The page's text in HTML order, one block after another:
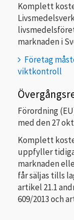
Komplett
marknaden i
Företag
viktkontroll
Förordning
med den 27
Komplett
uppfyller
marknaden
får säljas tills
artikel 21.1
609/2013 och